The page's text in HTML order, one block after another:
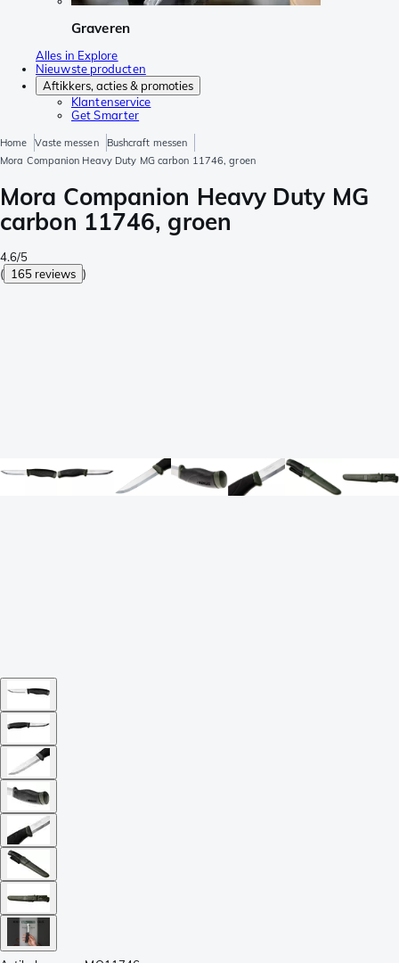
Graveren
Alles in Explore
Nieuwste producten
Aftikkers, acties & promoties
Klantenservice
Get Smarter
Home Vaste messen
Bushcraft messen
Mora Companion Heavy Duty MG carbon 11746, groen
Mora Companion Heavy Duty MG
carbon 11746, groen
4.6/5
( 165 reviews )